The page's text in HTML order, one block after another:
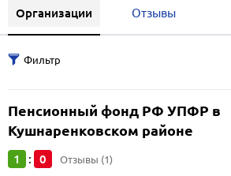
Организации Отзывы
Пенсионный фонд РФ УПФР в
Кушнаренковском районе
1 : 0 Отзывы (1)